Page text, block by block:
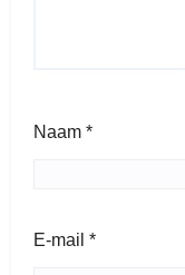
Naam *
E-mail *